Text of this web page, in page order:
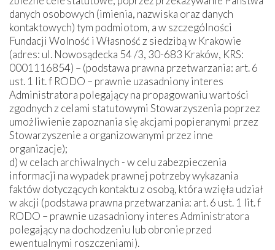
danych osobowych (imienia, nazwiska oraz danych
kontaktowych) tym podmiotom, a w szczególności
Fundacji Wolność i Własność z siedzibą w Krakowie
(adres: ul. Nowosądecka 54 /3, 30-683 Kraków, KRS:
0001116854) – (podstawa prawna przetwarzania: art. 6
ust. 1 lit. f RODO – prawnie uzasadniony interes
Administratora polegający na propagowaniu wartości
zgodnych z celami statutowymi Stowarzyszenia poprzez
umożliwienie zapoznania się akcjami popieranymi przez
Stowarzyszenie a organizowanymi przez inne
organizacje);
d) w celach archiwalnych - w celu zabezpieczenia
informacji na wypadek prawnej potrzeby wykazania
faktów dotyczących kontaktu z osobą, która wzięła udział
w akcji (podstawa prawna przetwarzania: art. 6 ust. 1 lit. f
RODO – prawnie uzasadniony interes Administratora
polegający na dochodzeniu lub obronie przed
ewentualnymi roszczeniami).